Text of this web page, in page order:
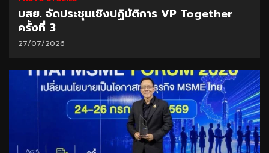
บสย. จัดประชุมเชิงปฏิบัติการ VP Together
ครั้งที่ 3
27/07/2026